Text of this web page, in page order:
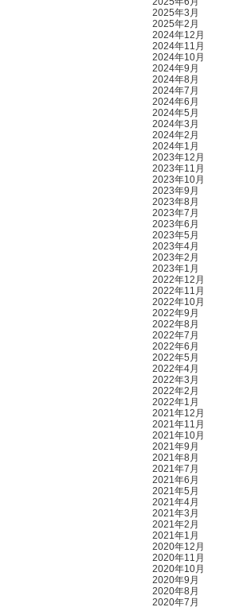
2025年3月
2025年2月
2024年12月
2024年11月
2024年10月
2024年9月
2024年8月
2024年7月
2024年6月
2024年5月
2024年3月
2024年2月
2024年1月
2023年12月
2023年11月
2023年10月
2023年9月
2023年8月
2023年7月
2023年6月
2023年5月
2023年4月
2023年2月
2023年1月
2022年12月
2022年11月
2022年10月
2022年9月
2022年8月
2022年7月
2022年6月
2022年5月
2022年4月
2022年3月
2022年2月
2022年1月
2021年12月
2021年11月
2021年10月
2021年9月
2021年8月
2021年7月
2021年6月
2021年5月
2021年4月
2021年3月
2021年2月
2021年1月
2020年12月
2020年11月
2020年10月
2020年9月
2020年8月
2020年7月